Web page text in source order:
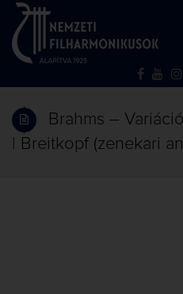
Brahms –
| Breitkopf (zenekari